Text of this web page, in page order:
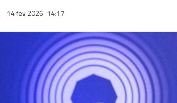
14 fev 2026 14:17